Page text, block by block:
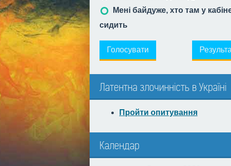
Мені байдуже, хто там у
сидить
Голосувати
Латентна злочинність в Україні
Пройти опитування
Календар